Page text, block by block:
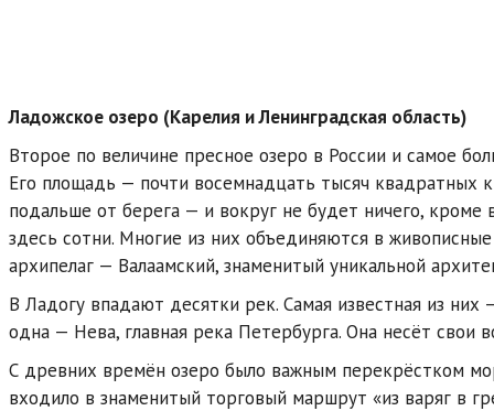
Ладожское озеро (Карелия и Ленинградская область)
Второе по величине пресное озеро в России и самое
Его площадь — почти восемнадцать тысяч квадратных
подальше от берега — и вокруг не будет ничего, кроме
здесь сотни. Многие из них объединяются в
архипелаг — Валаамский, знаменитый уникальной
В Ладогу впадают десятки рек. Самая известная из них
одна — Нева, главная река Петербурга. Она несёт свои
С древних времён озеро было важным перекрёстком
входило в знаменитый торговый маршрут «из варяг в